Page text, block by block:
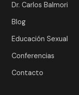
Dr. Carlos Balmori
Blog
Educación Sexual
Conferencias
Contacto